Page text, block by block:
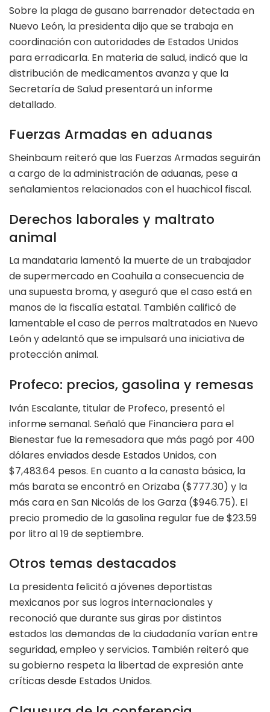
Sobre la plaga de gusano barrenador detectada en
Nuevo León, la presidenta dijo que se trabaja en
coordinación con autoridades de Estados Unidos
para erradicarla. En materia de salud, indicó que la
distribución de medicamentos avanza y que la
Secretaría de Salud presentará un informe
detallado.
Fuerzas Armadas en aduanas
Sheinbaum reiteró que las Fuerzas Armadas seguirán
a cargo de la administración de aduanas, pese a
señalamientos relacionados con el huachicol fiscal.
Derechos laborales y maltrato
animal
La mandataria lamentó la muerte de un trabajador
de supermercado en Coahuila a consecuencia de
una supuesta broma, y aseguró que el caso está en
manos de la fiscalía estatal. También calificó de
lamentable el caso de perros maltratados en Nuevo
León y adelantó que se impulsará una iniciativa de
protección animal.
Profeco: precios, gasolina y remesas
Iván Escalante, titular de Profeco, presentó el
informe semanal. Señaló que Financiera para el
Bienestar fue la remesadora que más pagó por 400
dólares enviados desde Estados Unidos, con
$7,483.64 pesos. En cuanto a la canasta básica, la
más barata se encontró en Orizaba ($777.30) y la
más cara en San Nicolás de los Garza ($946.75). El
precio promedio de la gasolina regular fue de $23.59
por litro al 19 de septiembre.
Otros temas destacados
La presidenta felicitó a jóvenes deportistas
mexicanos por sus logros internacionales y
reconoció que durante sus giras por distintos
estados las demandas de la ciudadanía varían entre
seguridad, empleo y servicios. También reiteró que
su gobierno respeta la libertad de expresión ante
críticas desde Estados Unidos.